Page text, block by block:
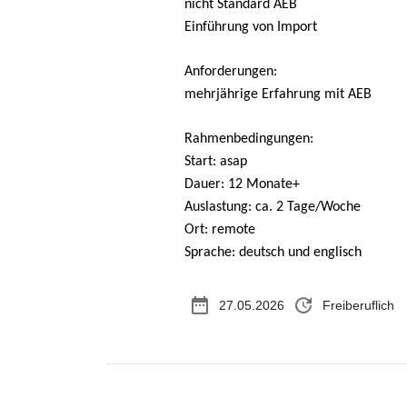
nicht Standard AEB
Einführung von Import
Anforderungen:
mehrjährige Erfahrung mit AEB
Rahmenbedingungen:
Start: asap
Dauer: 12 Monate+
Auslastung: ca. 2 Tage/Woche
Ort: remote
Sprache: deutsch und englisch
date_range 27.05.2026 update Freiberuflich